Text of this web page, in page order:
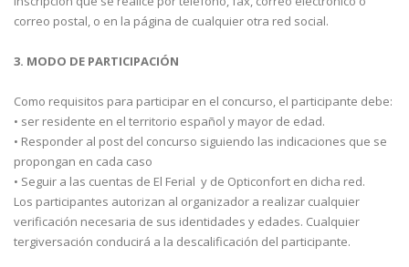
correo postal, o en la página de cualquier otra red social.
3. MODO DE PARTICIPACIÓN
Como requisitos para participar en el concurso, el participante debe:
• ser residente en el territorio español y mayor de edad.
• Responder al post del concurso siguiendo las indicaciones que se
propongan en cada caso
• Seguir a las cuentas de El Ferial y de Opticonfort en dicha red.
Los participantes autorizan al organizador a realizar cualquier
verificación necesaria de sus identidades y edades. Cualquier
tergiversación conducirá a la descalificación del participante.